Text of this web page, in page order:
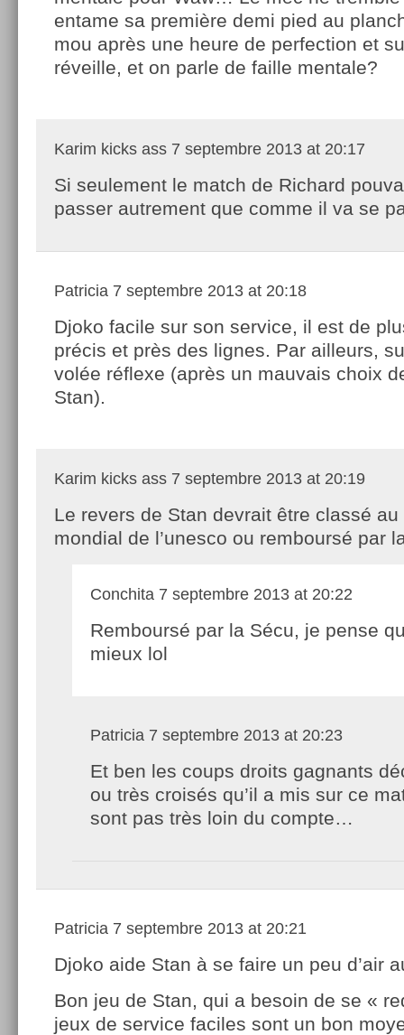
entame sa première demi pied au
mou après une heure de perfection et
réveille, et on parle de faille mentale?
Karim kicks ass 7 septembre 2013 at 20:17
Si seulement le match de Richard
passer autrement que comme il va se
Patricia 7 septembre 2013 at 20:18
Djoko facile sur son service, il est de
précis et près des lignes. Par ailleurs,
volée réflexe (après un mauvais choix
Stan).
Karim kicks ass 7 septembre 2013 at 20:19
Le revers de Stan devrait être classé
mondial de l’unesco ou remboursé par
Conchita 7 septembre 2013 at 20:22
Remboursé par la Sécu, je pense
mieux lol
Patricia 7 septembre 2013 at 20:23
Et ben les coups droits gagnants
ou très croisés qu’il a mis sur ce
sont pas très loin du compte…
Patricia 7 septembre 2013 at 20:21
Djoko aide Stan à se faire un peu d’air
Bon jeu de Stan, qui a besoin de se «
jeux de service faciles sont un bon